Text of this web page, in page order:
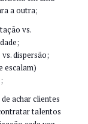
a outra;
vs.
dispersão;
escalam)
achar clientes
talentos